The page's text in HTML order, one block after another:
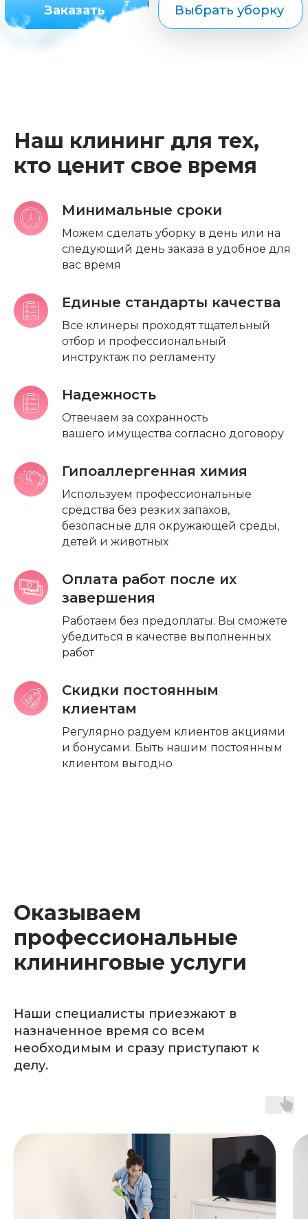
Наш клининг для тех,
кто ценит свое время
Минимальные сроки
Можем сделать уборку в день или на
следующий день заказа в удобное для
вас время
Единые стандарты качества
Все клинеры проходят тщательный
отбор и профессиональный
инструктаж по регламенту
Надежность
Отвечаем за сохранность
вашего имущества согласно договору
Гипоаллергенная химия
Используем профессиональные
средства без резких запахов,
безопасные для окружающей среды,
детей и животных
Оплата работ после их
завершения
Работаем без предоплаты. Вы сможете
убедиться в качестве выполненных
работ
Скидки постоянным
клиентам
Регулярно радуем клиентов акциями
и бонусами. Быть нашим постоянным
клиентом выгодно
Оказываем
профессиональные
клининговые услуги
Наши специалисты приезжают в
назначенное время со всем
необходимым и сразу приступают к
делу.